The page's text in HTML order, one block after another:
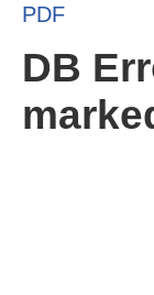
PDF
DB